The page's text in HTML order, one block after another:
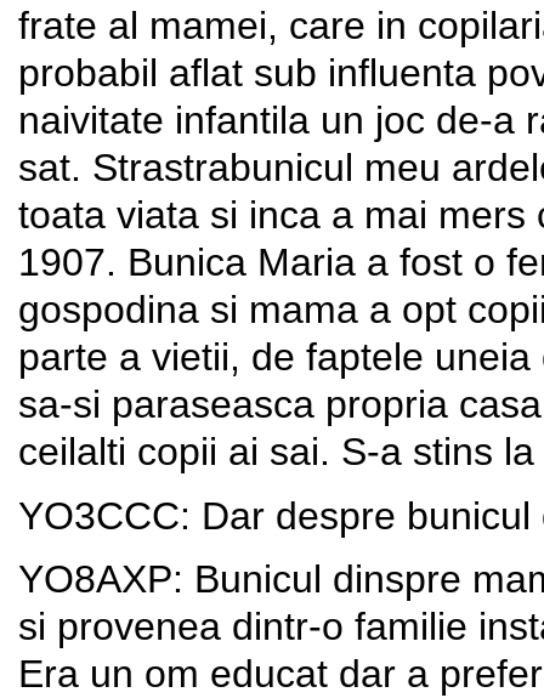
frate al mamei, care in
probabil aflat sub influenta
naivitate infantila un joc de-a
sat. Strastrabunicul meu
toata viata si inca a mai
1907. Bunica Maria a fost o
gospodina si mama a opt
parte a vietii, de faptele
sa-si paraseasca propria
ceilalti copii ai sai. S-a stins
YO3CCC: Dar despre
YO8AXP: Bunicul dinspre
si provenea dintr-o familie
Era un om educat dar a